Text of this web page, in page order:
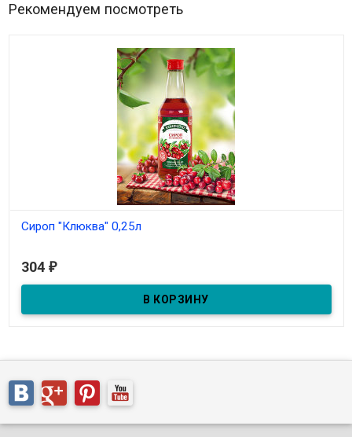
Рекомендуем посмотреть
Сироп "Клюква" 0,25л
304 ₽